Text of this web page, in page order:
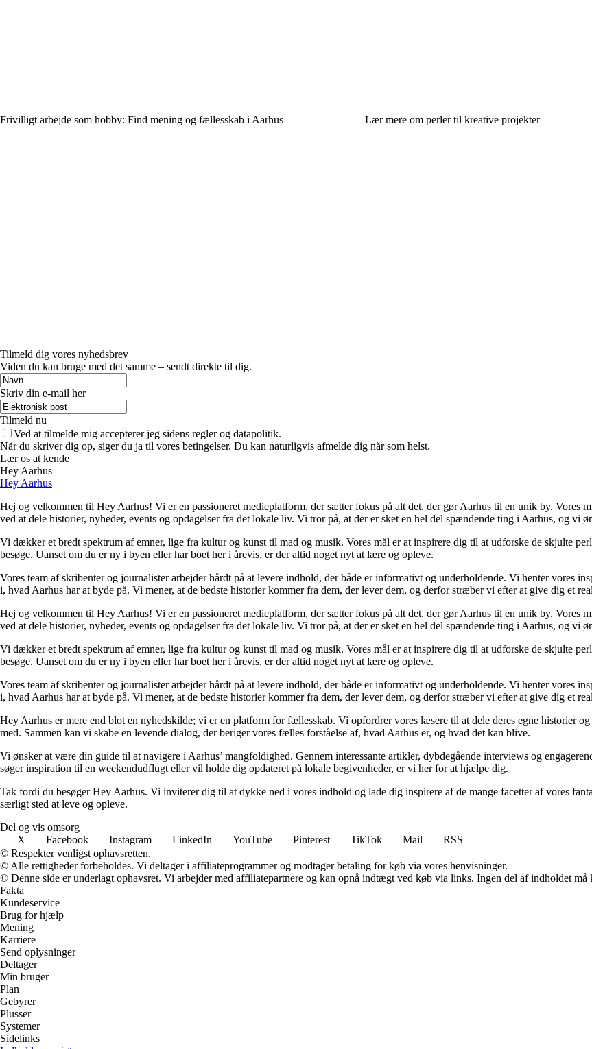
Frivilligt arbejde som hobby: Find mening og fællesskab i Aarhus Lær mere om perler til kreative projekter
Tilmeld dig vores nyhedsbrev
Viden du kan bruge med det samme – sendt direkte til dig.
Skriv din e-mail her
Tilmeld nu
Ved at tilmelde mig accepterer jeg sidens regler og datapolitik.
Når du skriver dig op, siger du ja til vores betingelser. Du kan naturligvis afmelde dig når som helst.
Lær os at kende
Hey Aarhus
Hey Aarhus
Hej og velkommen til Hey Aarhus! Vi er en passioneret medieplatform, der sætter fokus på alt det, der gør Aarhus til en unik by. Vores
ved at dele historier, nyheder, events og opdagelser fra det lokale liv. Vi tror på, at der er sket en hel del spændende ting i Aarhus, og vi
Vi dækker et bredt spektrum af emner, lige fra kultur og kunst til mad og musik. Vores mål er at inspirere dig til at udforske de skjulte
besøge. Uanset om du er ny i byen eller har boet her i årevis, er der altid noget nyt at lære og opleve.
Vores team af skribenter og journalister arbejder hårdt på at levere indhold, der både er informativt og underholdende. Vi henter vores
i, hvad Aarhus har at byde på. Vi mener, at de bedste historier kommer fra dem, der lever dem, og derfor stræber vi efter at give dig et
Hej og velkommen til Hey Aarhus! Vi er en passioneret medieplatform, der sætter fokus på alt det, der gør Aarhus til en unik by. Vores
ved at dele historier, nyheder, events og opdagelser fra det lokale liv. Vi tror på, at der er sket en hel del spændende ting i Aarhus, og vi
Vi dækker et bredt spektrum af emner, lige fra kultur og kunst til mad og musik. Vores mål er at inspirere dig til at udforske de skjulte
besøge. Uanset om du er ny i byen eller har boet her i årevis, er der altid noget nyt at lære og opleve.
Vores team af skribenter og journalister arbejder hårdt på at levere indhold, der både er informativt og underholdende. Vi henter vores
i, hvad Aarhus har at byde på. Vi mener, at de bedste historier kommer fra dem, der lever dem, og derfor stræber vi efter at give dig et
Hey Aarhus er mere end blot en nyhedskilde; vi er en platform for fællesskab. Vi opfordrer vores læsere til at dele deres egne historier
med. Sammen kan vi skabe en levende dialog, der beriger vores fælles forståelse af, hvad Aarhus er, og hvad det kan blive.
Vi ønsker at være din guide til at navigere i Aarhus’ mangfoldighed. Gennem interessante artikler, dybdegående interviews og
søger inspiration til en weekendudflugt eller vil holde dig opdateret på lokale begivenheder, er vi her for at hjælpe dig.
Tak fordi du besøger Hey Aarhus. Vi inviterer dig til at dykke ned i vores indhold og lade dig inspirere af de mange facetter af vores
særligt sted at leve og opleve.
Del og vis omsorg
X
Facebook Instagram LinkedIn YouTube Pinterest TikTok Mail
RSS
© Respekter venligst ophavsretten.
© Alle rettigheder forbeholdes. Vi deltager i affiliateprogrammer og modtager betaling for køb via vores henvisninger.
© Denne side er underlagt ophavsret. Vi arbejder med affiliatepartnere og kan opnå indtægt ved køb via links. Ingen del af indholdet må
Fakta
Kundeservice
Brug for hjælp
Mening
Karriere
Send oplysninger
Deltager
Min bruger
Plan
Gebyrer
Plusser
Systemer
Sidelinks